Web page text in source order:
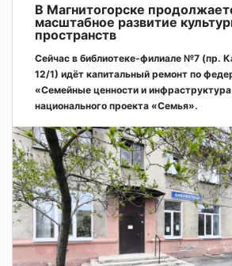
В Магнитогорске
масштабное развитие
пространств
Сейчас в библиотеке-филиале №7 (пр.
12/1) идёт капитальный ремонт по
«Семейные ценности и
национального проекта «Семья».